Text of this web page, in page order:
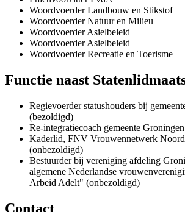
Woordvoerder Landbouw en Stikstof
Woordvoerder Natuur en Milieu
Woordvoerder Asielbeleid
Woordvoerder Asielbeleid
Woordvoerder Recreatie en Toerisme
Functie naast
Regievoerder statushouders bij
(bezoldigd)
Re-integratiecoach gemeente
Kaderlid, FNV Vrouwennetwerk
(onbezoldigd)
Bestuurder bij vereniging afdeling
algemene Nederlandse
Arbeid Adelt" (onbezoldigd)
Contact